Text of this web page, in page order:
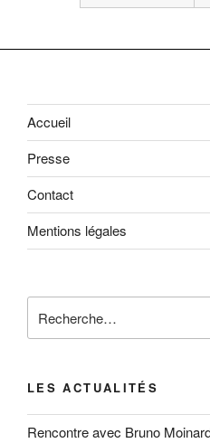
Accueil
Presse
Contact
Mentions légales
pour
LES ACTUALITÉS
Rencontre avec Bruno